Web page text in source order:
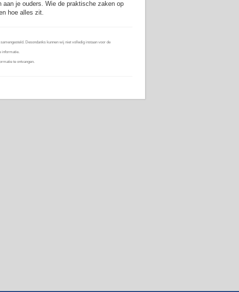
je ouders. Wie de praktische zaken op
hoe alles zit.
Desondanks kunnen wij niet volledig instaan voor de
informatie.
te ontvangen.